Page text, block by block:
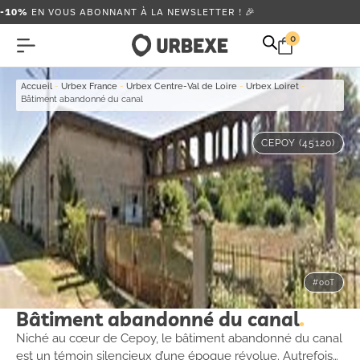
-10% EN VOUS ABONNANT À LA NEWSLETTER ! 🎉
0
Accueil - Urbex France - Urbex Centre-Val de Loire - Urbex Loiret -
Bâtiment abandonné du canal
CEPOY (45120)
#00T
Bâtiment abandonné du canal
Niché au cœur de Cepoy, le bâtiment abandonné du canal
est un témoin silencieux d’une époque révolue. Autrefois